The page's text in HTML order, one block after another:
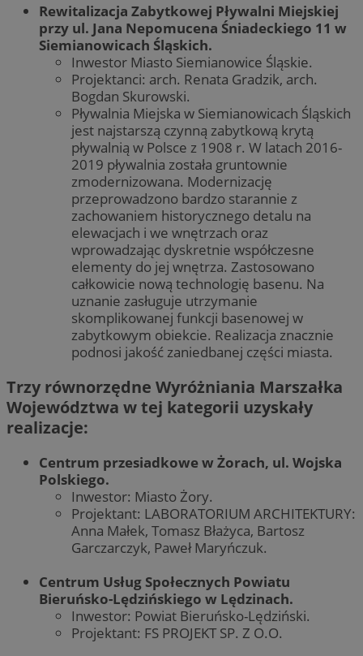
Rewitalizacja Zabytkowej Pływalni Miejskiej
przy ul. Jana Nepomucena Śniadeckiego 11 w
Siemianowicach Śląskich.
Inwestor Miasto Siemianowice Śląskie.
Projektanci: arch. Renata Gradzik, arch.
Bogdan Skurowski.
Pływalnia Miejska w Siemianowicach Śląskich
jest najstarszą czynną zabytkową krytą
pływalnią w Polsce z 1908 r. W latach 2016-
2019 pływalnia została gruntownie
zmodernizowana. Modernizację
przeprowadzono bardzo starannie z
zachowaniem historycznego detalu na
elewacjach i we wnętrzach oraz
wprowadzając dyskretnie współczesne
elementy do jej wnętrza. Zastosowano
całkowicie nową technologię basenu. Na
uznanie zasługuje utrzymanie
skomplikowanej funkcji basenowej w
zabytkowym obiekcie. Realizacja znacznie
podnosi jakość zaniedbanej części miasta.
Trzy równorzędne Wyróżniania Marszałka
Województwa w tej kategorii uzyskały
realizacje:
Centrum przesiadkowe w Żorach, ul. Wojska
Polskiego.
Inwestor: Miasto Żory.
Projektant: LABORATORIUM ARCHITEKTURY:
Anna Małek, Tomasz Błażyca, Bartosz
Garczarczyk, Paweł Maryńczuk.
Centrum Usług Społecznych Powiatu
Bieruńsko-Lędzińskiego w Lędzinach.
Inwestor: Powiat Bieruńsko-Lędziński.
Projektant: FS PROJEKT SP. Z O.O.